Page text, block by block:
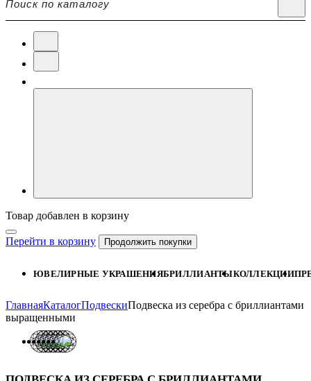
Товар добавлен в корзину
Перейти в корзину Продолжить покупки
ЮВЕЛИРНЫЕ УКРАШЕНИЯБРИЛЛИАНТЫКОЛЛЕКЦИИ
ГлавнаяКаталогПодвескиПодвеска из серебра с бриллиантами
выращенными